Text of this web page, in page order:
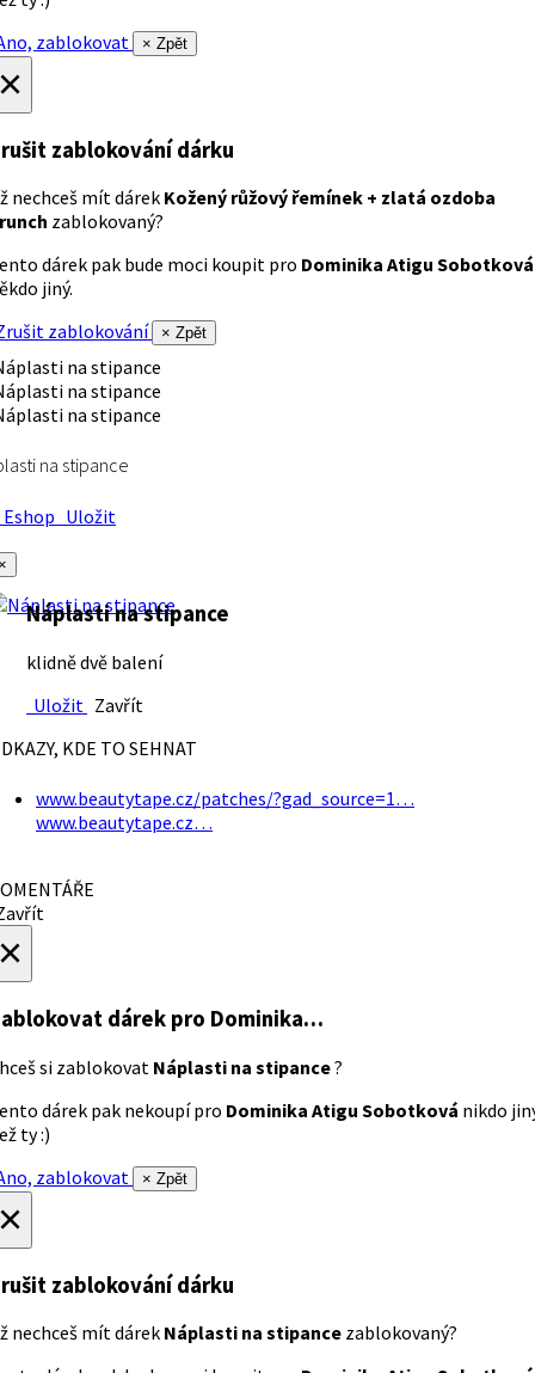
zablokovat
× Zpět
zablokování dárku
nechceš mít dárek Kožený růžový řemínek + zlatá ozdoba
zablokovaný?
dárek pak bude moci koupit pro Dominika Atigu Sobotková
jiný.
zablokování
× Zpět
na stipance
Uložit
Náplasti na stipance
klidně dvě balení
Uložit Zavřít
KDE TO SEHNAT
www.beautytape.cz/patches/?gad_source=1…
www.beautytape.cz…
dárek pro Dominika…
si zablokovat Náplasti na stipance?
dárek pak nekoupí pro Dominika Atigu Sobotková nikdo
ty :)
zablokovat
× Zpět
zablokování dárku
nechceš mít dárek Náplasti na stipance zablokovaný?